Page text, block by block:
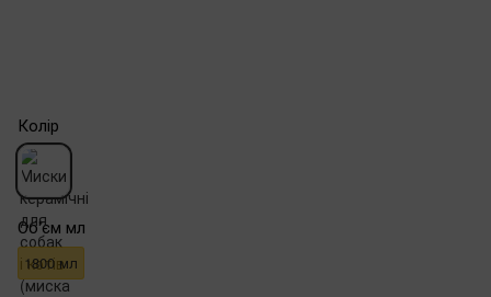
Колір
Об'єм мл
1800 мл